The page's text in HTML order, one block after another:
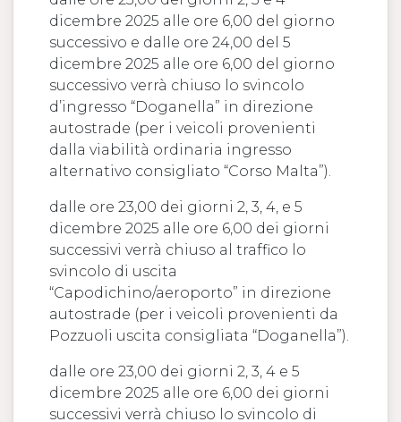
dicembre 2025 alle ore 6,00 del giorno
successivo e dalle ore 24,00 del 5
dicembre 2025 alle ore 6,00 del giorno
successivo verrà chiuso lo svincolo
d’ingresso “Doganella” in direzione
autostrade (per i veicoli provenienti
dalla viabilità ordinaria ingresso
alternativo consigliato “Corso Malta”).
dalle ore 23,00 dei giorni 2, 3, 4, e 5
dicembre 2025 alle ore 6,00 dei giorni
successivi verrà chiuso al traffico lo
svincolo di uscita
“Capodichino/aeroporto” in direzione
autostrade (per i veicoli provenienti da
Pozzuoli uscita consigliata “Doganella”).
dalle ore 23,00 dei giorni 2, 3, 4 e 5
dicembre 2025 alle ore 6,00 dei giorni
successivi verrà chiuso lo svincolo di